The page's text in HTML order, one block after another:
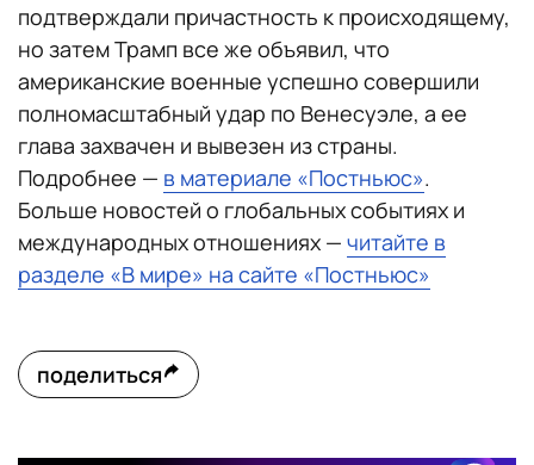
подтверждали причастность к происходящему,
но затем Трамп все же объявил, что
американские военные успешно совершили
полномасштабный удар по Венесуэле, а ее
глава захвачен и вывезен из страны.
Подробнее — в материале «Постньюс».
Больше новостей о глобальных событиях и
международных отношениях — читайте в
разделе «В мире» на сайте «Постньюс»
поделиться